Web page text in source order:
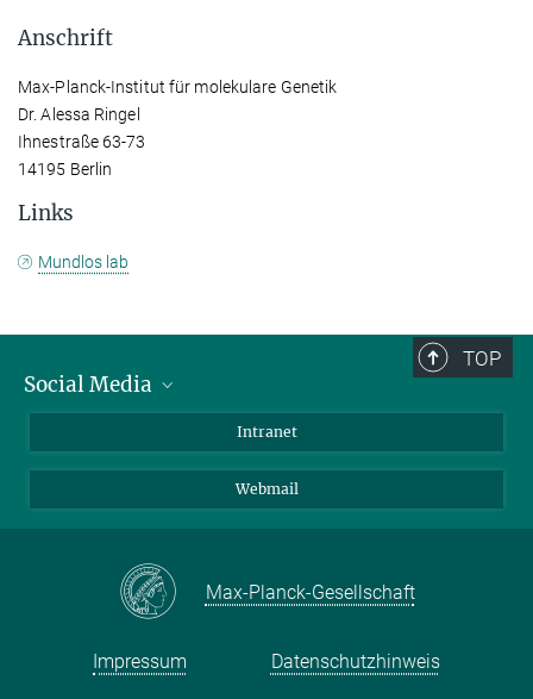
Anschrift
Max-Planck-Institut für molekulare Genetik
Dr. Alessa Ringel
Ihnestraße 63-73
14195 Berlin
Links
Mundlos lab
TOP
Social Media
Intranet
Webmail
Max-Planck-Gesellschaft
Impressum Datenschutzhinweis